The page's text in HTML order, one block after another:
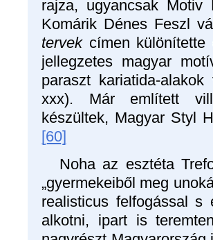
rajza, ugyancsak Motiv
Komárik Dénes Feszl
tervekcímen különítette
jellegzetes magyar
paraszt kariatida-
xxx). Már említett
készültek, Magyar Styl
[60]
Noha az esztéta
„gyermekeiből meg
realisticus felfogással
alkotni, ipart is